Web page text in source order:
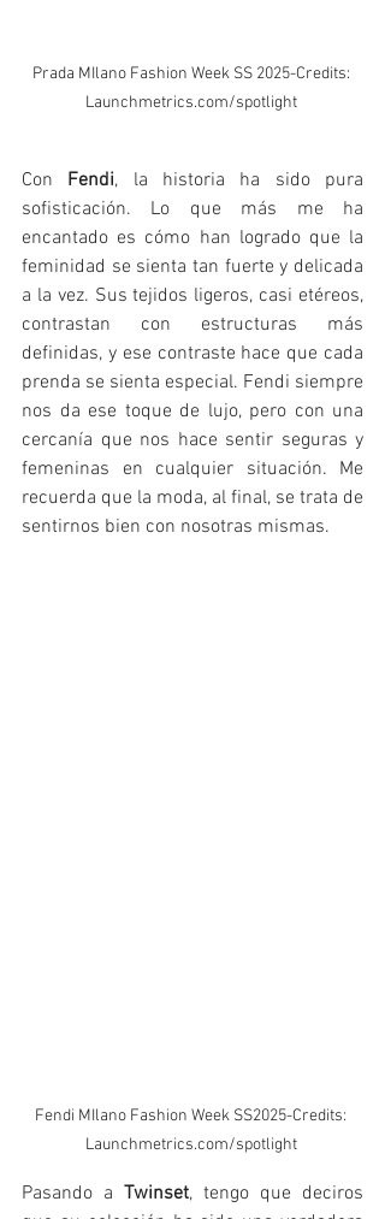
Prada MIlano Fashion Week SS 2025-Credits:
Launchmetrics.com/spotlight
Con Fendi, la historia ha sido pura
sofisticación. Lo que más me ha
encantado es cómo han logrado que la
feminidad se sienta tan fuerte y delicada
a la vez. Sus tejidos ligeros, casi etéreos,
contrastan con estructuras más
definidas, y ese contraste hace que cada
prenda se sienta especial. Fendi siempre
nos da ese toque de lujo, pero con una
cercanía que nos hace sentir seguras y
femeninas en cualquier situación. Me
recuerda que la moda, al final, se trata de
sentirnos bien con nosotras mismas.
Fendi MIlano Fashion Week SS2025-Credits:
Launchmetrics.com/spotlight
Pasando a Twinset, tengo que deciros